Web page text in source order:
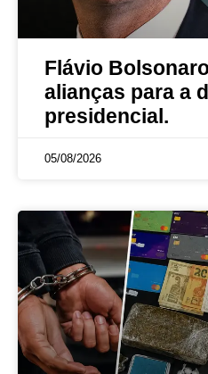
Flávio
alianças para a
presidencial.
05/08/2026